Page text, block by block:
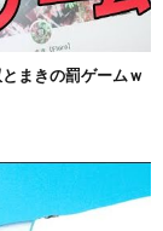
まきの罰ゲームｗ